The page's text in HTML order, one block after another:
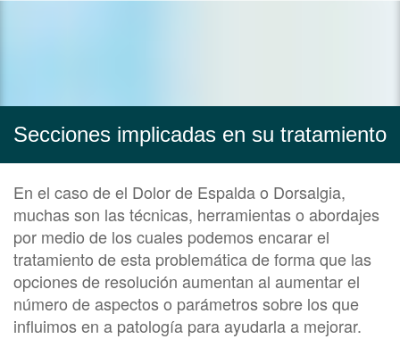
Secciones implicadas en su tratamiento
En el caso de el Dolor de Espalda o Dorsalgia,
muchas son las técnicas, herramientas o abordajes
por medio de los cuales podemos encarar el
tratamiento de esta problemática de forma que las
opciones de resolución aumentan al aumentar el
número de aspectos o parámetros sobre los que
influimos en a patología para ayudarla a mejorar.